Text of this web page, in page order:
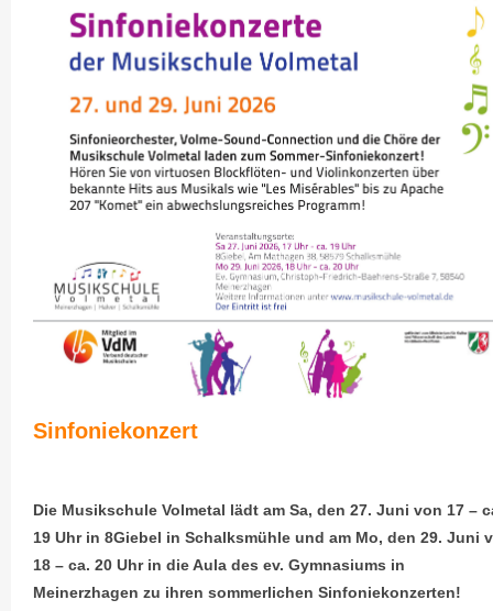
Sinfoniekonzert
Die Musikschule Volmetal lädt am Sa, den 27. Juni von 17 –
19 Uhr in 8Giebel in Schalksmühle und am Mo, den 29. Juni
18 – ca. 20 Uhr in die Aula des ev. Gymnasiums in
Meinerzhagen zu ihren sommerlichen Sinfoniekonzerten!